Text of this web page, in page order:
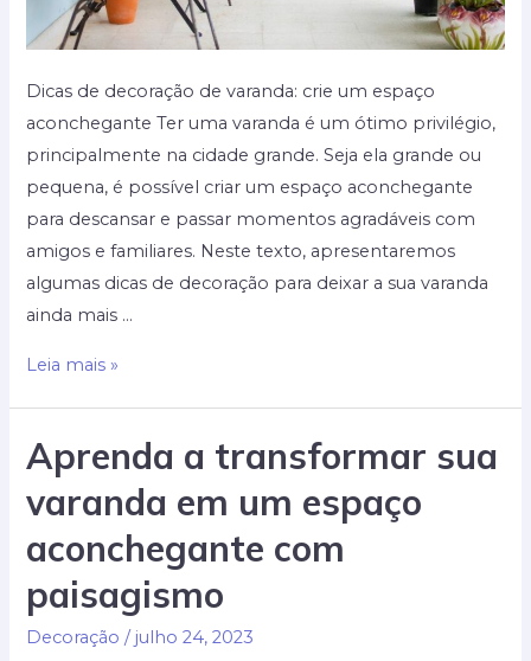
Dicas de decoração de varanda: crie um espaço
aconchegante Ter uma varanda é um ótimo privilégio,
principalmente na cidade grande. Seja ela grande ou
pequena, é possível criar um espaço aconchegante
para descansar e passar momentos agradáveis com
amigos e familiares. Neste texto, apresentaremos
algumas dicas de decoração para deixar a sua varanda
ainda mais …
Dicas
de
varanda:
um
espaço
aconchegante
Leia mais »
Aprenda a transformar sua
varanda em um espaço
aconchegante com
paisagismo
Decoração / julho 24, 2023